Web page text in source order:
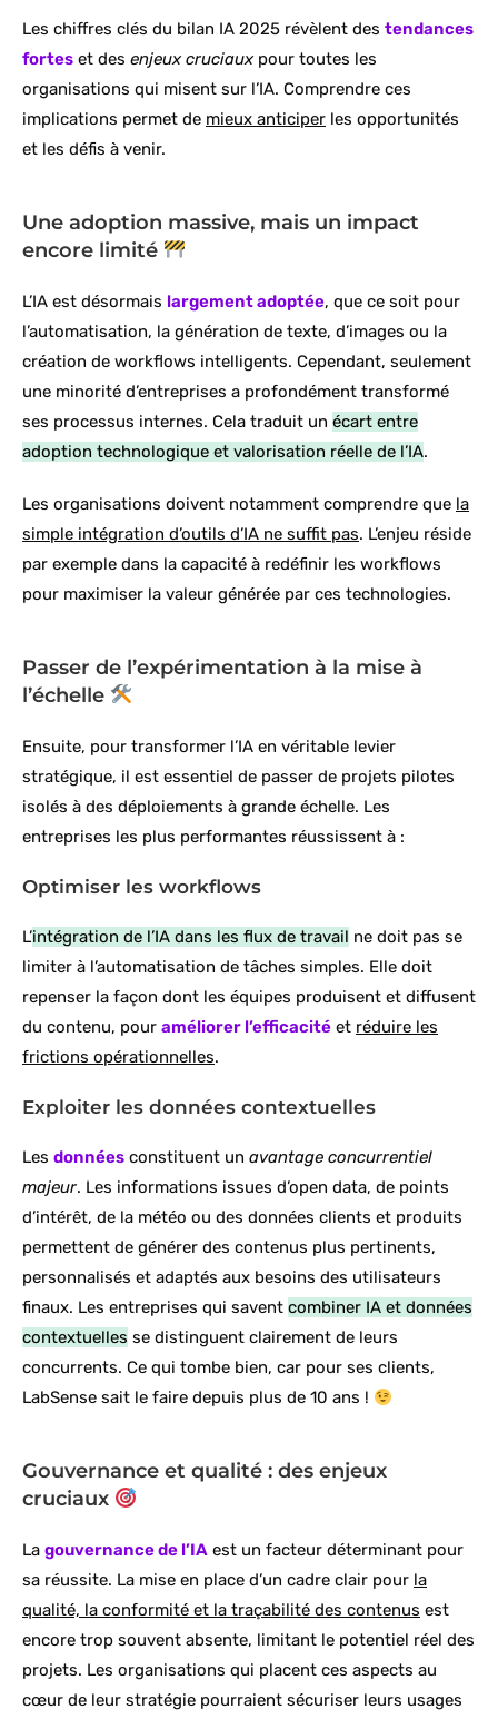
Les chiffres clés du bilan IA 2025 révèlent des tendances
fortes et des enjeux cruciauxpour toutes les
organisations qui misent sur l’IA. Comprendre ces
implications permet de mieux anticiper les opportunités
et les défis à venir.
Une adoption massive, mais un impact
encore limité
L’IA est désormais largement adoptée, que ce soit pour
l’automatisation, la génération de texte, d’images ou la
création de workflows intelligents. Cependant, seulement
une minorité d’entreprises a profondément transformé
ses processus internes. Cela traduit un écart entre
adoption technologique et valorisation réelle de l’IA.
Les organisations doivent notamment comprendre que la
simple intégration d’outils d’IA ne suffit pas. L’enjeu réside
par exemple dans la capacité à redéfinir les workflows
pour maximiser la valeur générée par ces technologies.
Passer de l’expérimentation à la mise à
l’échelle
Ensuite, pour transformer l’IA en véritable levier
stratégique, il est essentiel de passer de projets pilotes
isolés à des déploiements à grande échelle. Les
entreprises les plus performantes réussissent à :
Optimiser les workflows
L’intégration de l’IA dans les flux de travail ne doit pas se
limiter à l’automatisation de tâches simples. Elle doit
repenser la façon dont les équipes produisent et diffusent
du contenu, pour améliorer l’efficacité et réduire les
frictions opérationnelles.
Exploiter les données contextuelles
Les données constituent un avantage concurrentiel
majeur. Les informations issues d’open data, de points
d’intérêt, de la météo ou des données clients et produits
permettent de générer des contenus plus pertinents,
personnalisés et adaptés aux besoins des utilisateurs
finaux. Les entreprises qui savent combiner IA et données
contextuelles se distinguent clairement de leurs
concurrents. Ce qui tombe bien, car pour ses clients,
LabSense sait le faire depuis plus de 10 ans !
Gouvernance et qualité : des enjeux
cruciaux
La gouvernance de l’IA est un facteur déterminant pour
sa réussite. La mise en place d’un cadre clair pour la
qualité, la conformité et la traçabilité des contenus est
encore trop souvent absente, limitant le potentiel réel des
projets. Les organisations qui placent ces aspects au
cœur de leur stratégie pourraient sécuriser leurs usages